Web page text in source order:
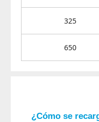
325
650
¿Cómo se